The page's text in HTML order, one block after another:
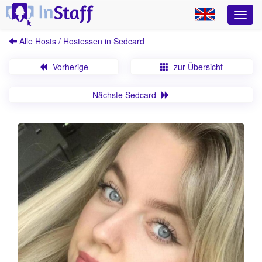
Alle Hosts / Hostessen in Sedcard
Vorherige zur Übersicht
Nächste Sedcard